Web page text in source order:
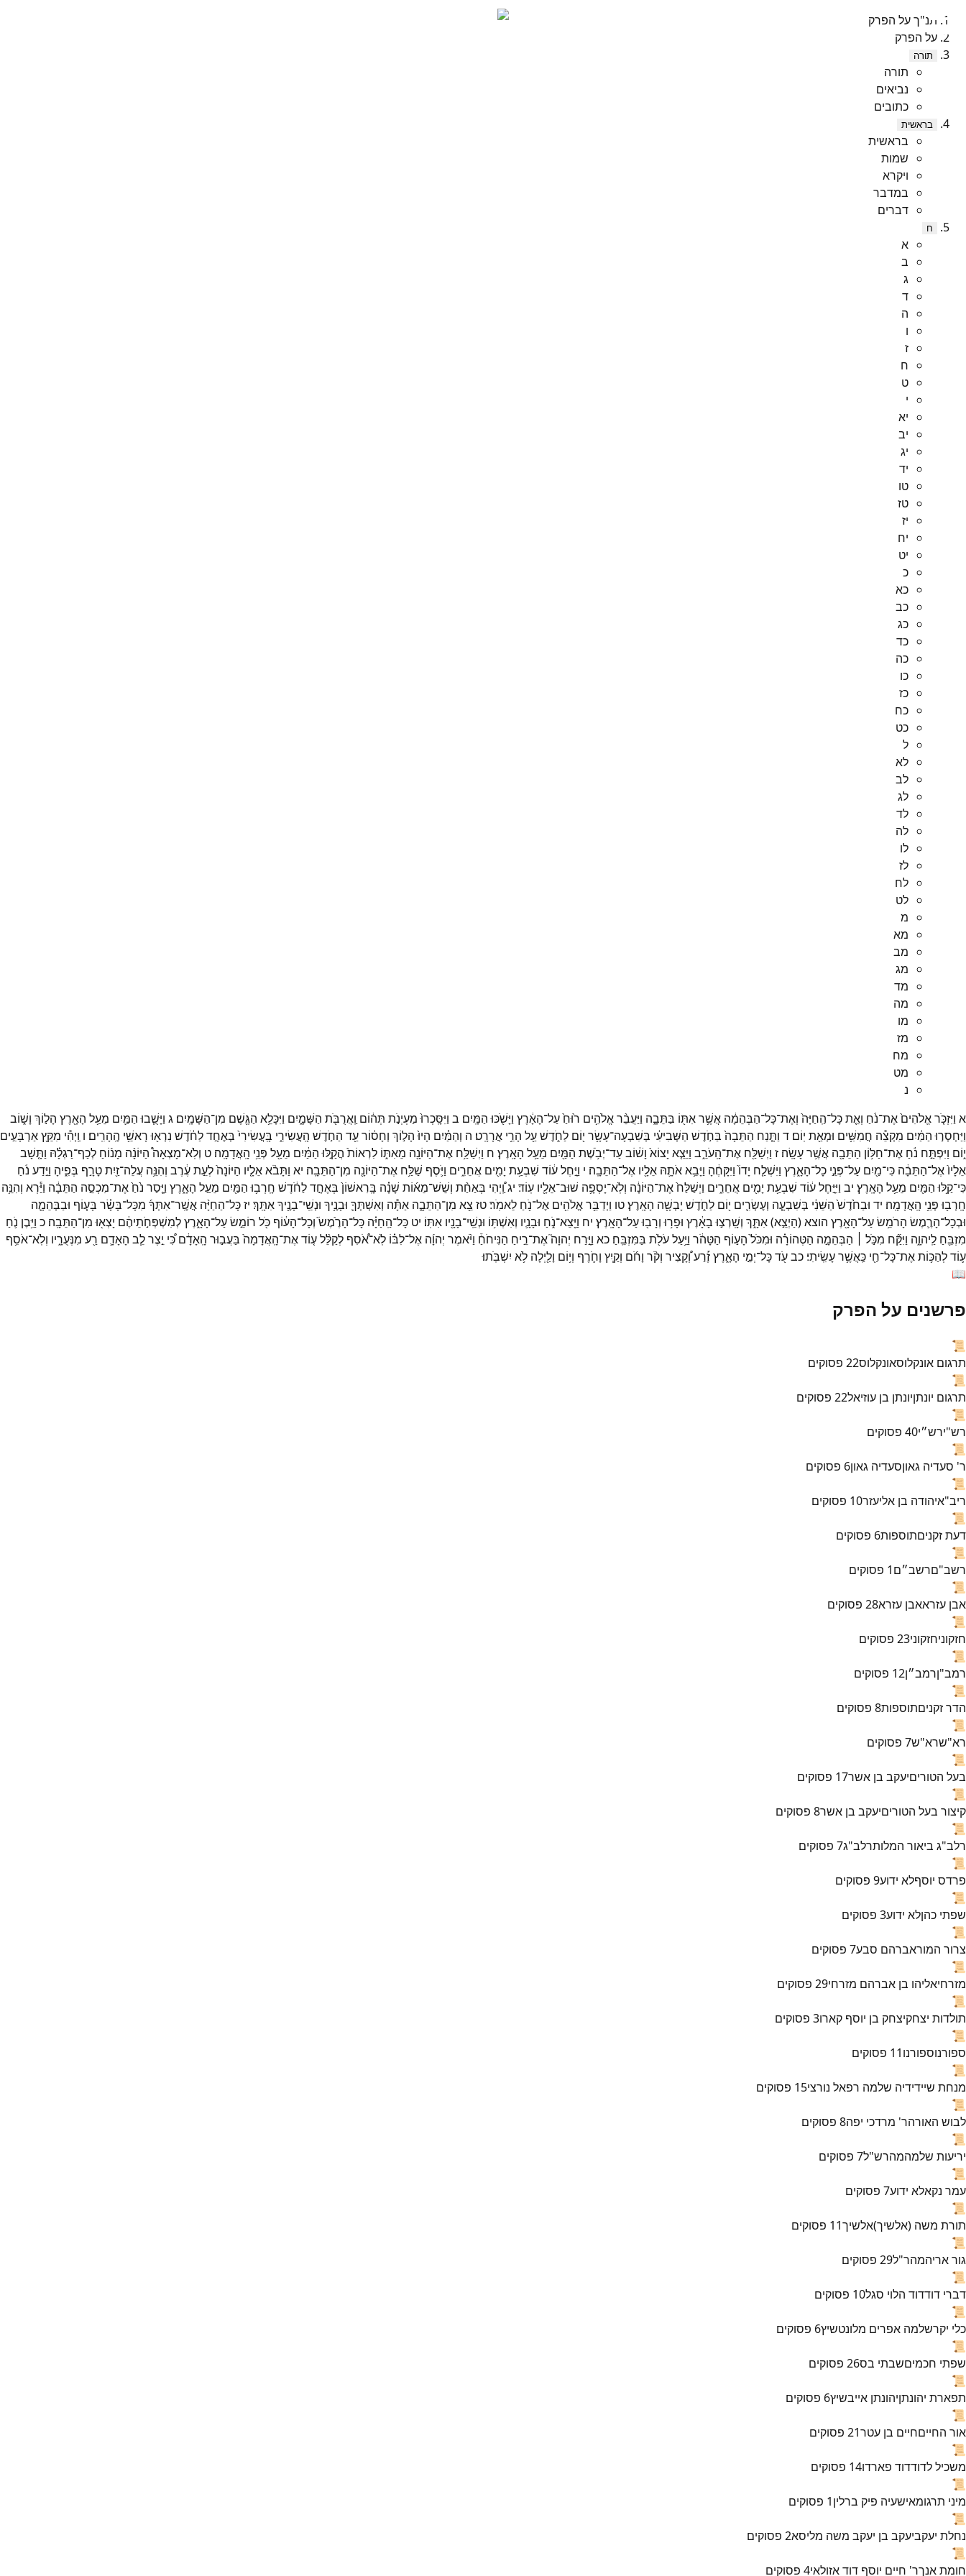
תנ"ך על הפרק
על הפרק
תורה
תורה
נביאים
כתובים
בראשית
בראשית
שמות
ויקרא
במדבר
דברים
ח
א
ב
ג
ד
ה
ו
ז
ח
ט
י
יא
יב
יג
יד
טו
טז
יז
יח
יט
כ
כא
כב
כג
כד
כה
כו
כז
כח
כט
ל
לא
לב
לג
לד
לה
לו
לז
לח
לט
מ
מא
מב
מג
מד
מה
מו
מז
מח
מט
נ
א וַיִּזְכֹּ֤ראֱלֹהִים֙אֶת־נֹ֔חַ וְאֵ֤תכָּל־הַֽחַיָּה֙ וְאֶת־כָּל־הַבְּהֵמָ֔ה אֲשֶׁ֥ראִתּ֖וֹ בַּתֵּבָ֑ה וַיַּעֲבֵ֨ראֱלֹהִ֥ים ר֙וּחַ֙עַל־הָאָ֔רֶץ וַיָּשֹׁ֖כּוּ הַמָּֽיִם׃ ב וַיִּסָּֽכְרוּ֙ מַעְיְנֹ֣ת תְּה֔וֹם וַֽאֲרֻבֹּ֖ת הַשָּׁמָ֑יִם וַיִּכָּלֵ֥א הַגֶּ֖שֶׁם מִן־הַשָּׁמָֽיִם׃ ג וַיָּשֻׁ֧בוּ הַמַּ֛יִם מֵעַ֥ל הָאָ֖רֶץ הָל֣וֹךְ וָשׁ֑וֹב
וַיַּחְסְר֣וּ הַמַּ֔יִם מִקְצֵ֕ה חֲמִשִּׁ֥ים וּמְאַ֖ת יֽוֹם׃ ד וַתָּ֤נַח הַתֵּבָה֙ בַּחֹ֣דֶשׁ הַשְּׁבִיעִ֔י בְּשִׁבְעָה־עָשָׂ֥ר י֖וֹם לַחֹ֑דֶשׁעַ֖ל הָרֵ֥י אֲרָרָֽט׃ ה וְהַמַּ֗יִם הָיוּ֙ הָל֣וֹךְ וְחָס֔וֹרעַ֖ד הַחֹ֣דֶשׁ הָֽעֲשִׂירִ֑י בָּֽעֲשִׂירִי֙ בְּאֶחָ֣דלַחֹ֔דֶשׁ נִרְא֖וּ רָאשֵׁ֥י הֶֽהָרִֽים׃ ו וַֽיְהִ֕י מִקֵּ֖ץאַרְבָּעִ֣ים
י֑וֹם וַיִּפְתַּ֣ח נֹ֔חַ אֶת־חַלּ֥וֹן הַתֵּבָ֖ה אֲשֶׁ֥רעָשָֽׂה׃ ז וַיְשַׁלַּ֖ח אֶת־הָֽעֹרֵ֑ב וַיֵּצֵ֤א יָצוֹא֙ וָשׁ֔וֹבעַד־יְבֹ֥שֶׁת הַמַּ֖יִם מֵעַ֥ל הָאָֽרֶץ׃ ח וַיְשַׁלַּ֥ח אֶת־הַיּוֹנָ֖ה מֵאִתּ֑וֹ לִרְאוֹת֙ הֲקַ֣לּוּ הַמַּ֔יִם מֵעַ֖ל פְּנֵ֥י הָֽאֲדָמָֽה׃ ט וְלֹֽא־מָצְאָה֩ הַיּוֹנָ֨ה מָנ֜וֹחַ לְכַף־רַגְלָ֗הּ וַתָּ֤שָׁב
אֵלָיו֙אֶל־הַתֵּבָ֔ה כִּי־מַ֖יִם עַל־פְּנֵ֣י כָל־הָאָ֑רֶץ וַיִּשְׁלַ֤ח יָדוֹ֙ וַיִּקָּחֶ֔הָ וַיָּבֵ֥אאֹתָ֛הּ אֵלָ֖יו אֶל־הַתֵּבָֽה׃ י וַיָּ֣חֶלע֔וֹד שִׁבְעַ֥ת יָמִ֖ים אֲחֵרִ֑ים וַיֹּ֛סֶף שַׁלַּ֥ח אֶת־הַיּוֹנָ֖ה מִן־הַתֵּבָֽה׃ יא וַתָּבֹ֨אאֵלָ֤יו הַיּוֹנָה֙לְעֵ֣תעֶ֔רֶב וְהִנֵּ֥ה עֲלֵה־זַ֖יִתטָרָ֣ף בְּפִ֑יהָ וַיֵּ֣דַע נֹ֔חַ
כִּי־קַ֥לּוּ הַמַּ֖יִם מֵעַ֥ל הָאָֽרֶץ׃ יב וַיִּיָּ֣חֶלע֔וֹד שִׁבְעַ֥ת יָמִ֖ים אֲחֵרִ֑ים וַיְשַׁלַּח֙אֶת־הַיּוֹנָ֔ה וְלֹֽא־יָסְפָ֥ה שׁוּב־אֵלָ֖יו עֽוֹד׃ יגוַֽ֠יְהִי בְּאַחַ֨ת וְשֵׁשׁ־מֵא֜וֹת שָׁנָ֗ה בָּֽרִאשׁוֹן֙ בְּאֶחָ֣דלַחֹ֔דֶשׁ חָֽרְב֥וּ הַמַּ֖יִם מֵעַ֣ל הָאָ֑רֶץ וַיָּ֤סַר נֹ֙חַ֙אֶת־מִכְסֵ֣ה הַתֵּבָ֔ה וַיַּ֕רְא וְהִנֵּ֥ה
חָֽרְב֖וּ פְּנֵ֥י הָֽאֲדָמָֽה׃ יד וּבַחֹ֙דֶשׁ֙ הַשֵּׁנִ֔י בְּשִׁבְעָ֧ה וְעֶשְׂרִ֛ים י֖וֹם לַחֹ֑דֶשׁ יָבְשָׁ֖ה הָאָֽרֶץ׃טו וַיְדַבֵּ֥ראֱלֹהִ֖ים אֶל־נֹ֥חַ לֵאמֹֽר׃טז צֵ֖א מִן־הַתֵּבָ֑ה אַתָּ֕ה וְאִשְׁתְּךָ֛ וּבָנֶ֥יךָ וּנְשֵֽׁי־בָנֶ֖יךָאִתָּֽךְ׃ יזכָּל־הַחַיָּ֨ה אֲשֶֽׁר־אִתְּךָ֜ מִכָּל־בָּשָׂ֗ר בָּע֧וֹף וּבַבְּהֵמָ֛ה
וּבְכָל־הָרֶ֛מֶשׂ הָרֹמֵ֥שׂעַל־הָאָ֖רֶץ הוצא(הַיְצֵ֣א)אִתָּ֑ךְ וְשָֽׁרְצ֣וּ בָאָ֔רֶץ וּפָר֥וּ וְרָב֖וּעַל־הָאָֽרֶץ׃ יח וַיֵּ֖צֵא־נֹ֑חַ וּבָנָ֛יו וְאִשְׁתּ֥וֹ וּנְשֵֽׁי־בָנָ֖יו אִתּֽוֹ׃ יט כָּל־הַֽחַיָּ֗ה כָּל־הָרֶ֙מֶשׂ֙ וְכָל־הָע֔וֹף כֹּ֖ל רוֹמֵ֣שׂעַל־הָאָ֑רֶץלְמִשְׁפְּחֹ֣תֵיהֶ֔ם יָצְא֖וּ מִן־הַתֵּבָֽה׃ כ וַיִּ֥בֶן נֹ֛חַ
מִזְבֵּ֖חַ לַֽיהוָ֑ה וַיִּקַּ֞ח מִכֹּ֣ל ׀ הַבְּהֵמָ֣ה הַטְּהוֹרָ֗ה וּמִכֹּל֙ הָע֣וֹף הַטָּהֹ֔ר וַיַּ֥עַלעֹלֹ֖ת בַּמִּזְבֵּֽחַ׃ כא וַיָּ֣רַח יְהוָה֮אֶת־רֵ֣יחַ הַנִּיחֹחַ֒ וַיֹּ֨אמֶר יְהוָ֜ה אֶל־לִבּ֗וֹ לֹֽא־אֹ֠סִף לְקַלֵּ֨לע֤וֹדאֶת־הָֽאֲדָמָה֙ בַּעֲב֣וּר הָֽאָדָ֔ם כִּ֠י יֵ֣צֶרלֵ֧ב הָאָדָ֛ם רַ֖ע מִנְּעֻרָ֑יו וְלֹֽא־אֹסִ֥ף
ע֛וֹדלְהַכּ֥וֹתאֶת־כָּל־חַ֖י כַּֽאֲשֶׁ֥רעָשִֽׂיתִי׃ כבעֹ֖דכָּל־יְמֵ֣י הָאָ֑רֶץזֶ֡רַעוְ֠קָצִיר וְקֹ֨ר וָחֹ֜ם וְקַ֧יִץ וָחֹ֛רֶף וְי֥וֹם וָלַ֖יְלָה לֹ֥א יִשְׁבֹּֽתוּ׃
📖
פרשנים על הפרק
📜
תרגום אונקלוסאונקלוס22 פסוקים
📜
תרגום יונתןיונתן בן עוזיאל22 פסוקים
📜
רש"ירש״י40 פסוקים
📜
ר' סעדיה גאוןסעדיה גאון6 פסוקים
📜
ריב"איהודה בן אליעזר10 פסוקים
📜
דעת זקניםתוספות6 פסוקים
📜
רשב"םרשב״ם1 פסוקים
📜
אבן עזראאבן עזרא28 פסוקים
📜
חזקוניחזקוני23 פסוקים
📜
רמב"ןרמב״ן12 פסוקים
📜
הדר זקניםתוספות8 פסוקים
📜
רא"שרא"ש7 פסוקים
📜
בעל הטוריםיעקב בן אשר17 פסוקים
📜
קיצור בעל הטוריםיעקב בן אשר8 פסוקים
📜
רלב"ג ביאור המלותרלב"ג7 פסוקים
📜
פרדס יוסףלא ידוע9 פסוקים
📜
שפתי כהןלא ידוע3 פסוקים
📜
צרור המוראברהם סבע7 פסוקים
📜
מזרחיאליהו בן אברהם מזרחי29 פסוקים
📜
תולדות יצחקיצחק בן יוסף קארו3 פסוקים
📜
ספורנוספורנו11 פסוקים
📜
מנחת שיידידיה שלמה רפאל נורצי15 פסוקים
📜
לבוש האורהר' מרדכי יפה8 פסוקים
📜
יריעות שלמהמהרש"ל7 פסוקים
📜
עמר נקאלא ידוע7 פסוקים
📜
תורת משה (אלשיך)אלשיך11 פסוקים
📜
גור אריהמהר"ל29 פסוקים
📜
דברי דודדוד הלוי סגל10 פסוקים
📜
כלי יקרשלמה אפרים מלונטשיץ6 פסוקים
📜
שפתי חכמיםשבתי בס26 פסוקים
📜
תפארת יהונתןיהונתן אייבשיץ6 פסוקים
📜
אור החייםחיים בן עטר21 פסוקים
📜
משכיל לדודדוד פארדו14 פסוקים
📜
מיני תרגומאישעיה פיק ברלין1 פסוקים
📜
נחלת יעקביעקב בן יעקב משה מליסא2 פסוקים
📜
חומת אנךר' חיים יוסף דוד אזולאי4 פסוקים